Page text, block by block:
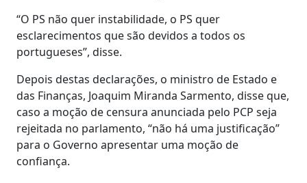
“O PS não quer instabilidade, o PS quer
esclarecimentos que são devidos a todos os
portugueses”, disse.
Depois destas declarações, o ministro de Estado e
das Finanças, Joaquim Miranda Sarmento, disse que,
caso a moção de censura anunciada pelo PCP seja
rejeitada no parlamento, “não há uma justificação”
para o Governo apresentar uma moção de
confiança.